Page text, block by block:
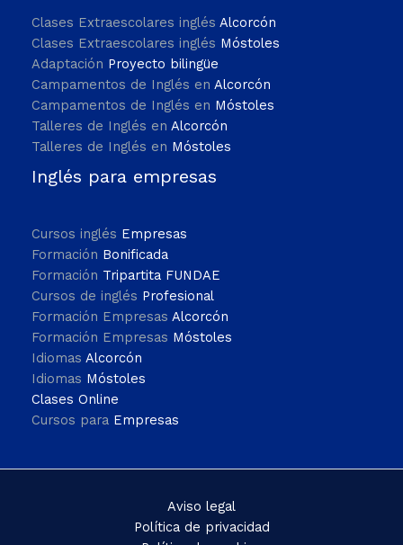
Clases Extraescolares inglés Alcorcón
Clases Extraescolares inglés Móstoles
Adaptación Proyecto bilingüe
Campamentos de Inglés en Alcorcón
Campamentos de Inglés en Móstoles
Talleres de Inglés en Alcorcón
Talleres de Inglés en Móstoles
Inglés para empresas
Cursos inglés Empresas
Formación Bonificada
Formación Tripartita FUNDAE
Cursos de inglés Profesional
Formación Empresas Alcorcón
Formación Empresas Móstoles
Idiomas Alcorcón
Idiomas Móstoles
Clases Online
Cursos para Empresas
Aviso legal
Política de privacidad